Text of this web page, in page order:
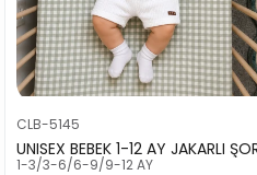
CLB-5145
1-3/3-6/6-9/9-12 AY